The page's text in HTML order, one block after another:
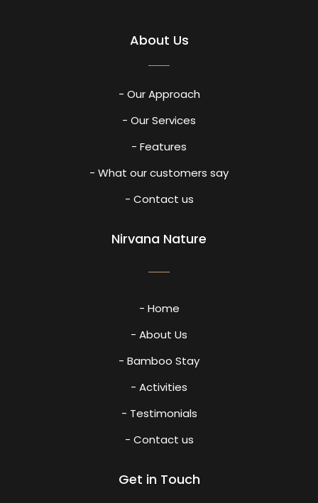
About Us
- Our Approach
- Our Services
- Features
- What our customers say
- Contact us
Nirvana Nature
- Home
- About Us
- Bamboo Stay
- Activities
- Testimonials
- Contact us
Get in Touch